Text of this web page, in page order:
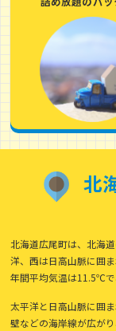
北
北海道広尾町は、北海
洋、西は日高山脈に囲
年間平均気温は11.5℃で
太平洋と日高山脈に囲
壁などの海岸線が広が